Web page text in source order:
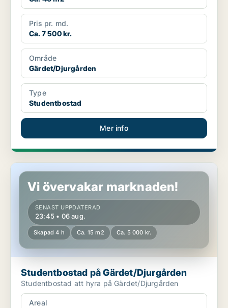
Pris pr. md.
Ca. 7 500 kr.
Område
Gärdet/Djurgården
Type
Studentbostad
Mer info
Studentbostad på Gärdet/Djurgården
Vi övervakar marknaden!
SENAST UPPDATERAD
23:45 • 06 aug.
Skapad 4 h Ca. 15 m2 Ca. 5 000 kr.
Studentbostad på Gärdet/Djurgården
Studentbostad att hyra på Gärdet/Djurgården
Areal